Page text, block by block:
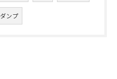
ダンプ